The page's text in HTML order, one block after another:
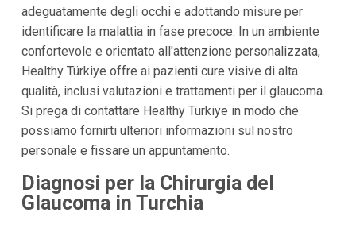
adeguatamente degli occhi e adottando misure per
identificare la malattia in fase precoce. In un ambiente
confortevole e orientato all'attenzione personalizzata,
Healthy Türkiye offre ai pazienti cure visive di alta
qualità, inclusi valutazioni e trattamenti per il glaucoma.
Si prega di contattare Healthy Türkiye in modo che
possiamo fornirti ulteriori informazioni sul nostro
personale e fissare un appuntamento.
Diagnosi per la Chirurgia del
Glaucoma in Turchia